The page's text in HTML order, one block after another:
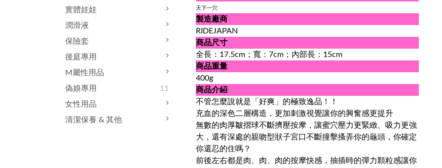
實體娃娃
潤滑液
保險套
後庭專用
M屬性用品
偽娘專用
11
女性用品
清潔保養 & 其他
天下一穴
製造廠商
RIDEJAPAN
商品尺寸
全長：17.5cm；寬：7cm；內部長：15cm
商品重量
400g
商品介紹
不管怎麼說就是「好爽」的極致逸品！！
充血的深色二層構造，更加刺激視覺讓你的興奮感更提升
無數的肉厚皺摺球不斷擠壓按摩，讓蜜穴壓力更緊緻、吸力更強
大，還有深處的親吻型狀子宮口不斷撞擊搔弄你的龜頭，你確定
你還忍的住嗎？
前後左右都是肉、肉、肉的按摩快感，抽插時的彈力顆粒感讓你